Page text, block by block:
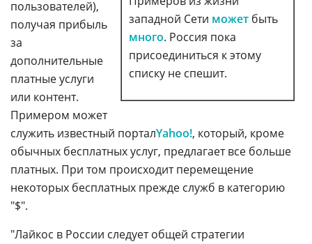
западной Сети может быть
много. Россия пока
присоединиться к этому
списку не спешит.
пользователей),
получая прибыль
за
дополнительные
платные услуги
или контент.
Примером может
служить известный порталYahoo!, который, кроме
обычных бесплатных услуг, предлагает все больше
платных. При том происходит перемещение
некоторых бесплатных прежде служб в категорию
"$".
"Лайкос в России следует общей стратегии